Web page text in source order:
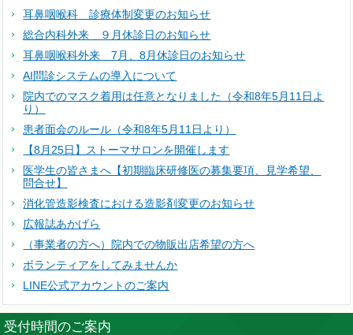
耳鼻咽喉科 診療体制変更のお知らせ
総合内科外来 ９月休診日のお知らせ
耳鼻咽喉科外来 7月、8月休診日のお知らせ
AI問診システムの導入について
院内でのマスク着用は任意となりました（令和8年5月11日よ
り）
患者面会のルール（令和8年5月11日より）
【8月25日】ストーマサロンを開催します
医学生の皆さまへ【初期臨床研修医の募集要項、見学希望、
問合せ】
消化管造影検査における造影剤変更のお知らせ
広報誌あかげら
（事業者の方へ）院内での物販出店希望の方へ
ボランティアをしてみませんか
LINE公式アカウントのご案内
受付時間のご案内